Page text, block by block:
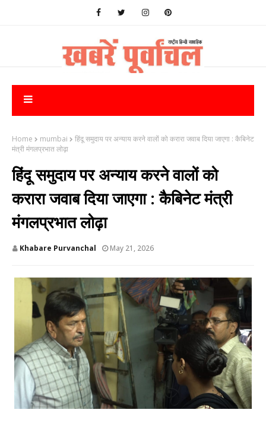
Home mumbai
हिंदू समुदाय पर अन्याय करने वालों को करारा जवाब दिया जाएगा : कैबिनेट
मंत्री मंगलप्रभात लोढ़ा
हिंदू समुदाय पर अन्याय करने वालों को
करारा जवाब दिया जाएगा : कैबिनेट मंत्री
मंगलप्रभात लोढ़ा
Khabare Purvanchal May 21, 2026